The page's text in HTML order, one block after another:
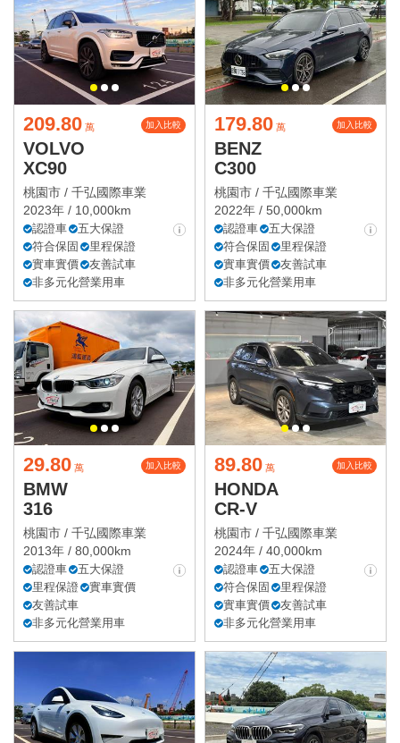
209.80 萬 加入比較
VOLVO
XC90
桃園市 / 千弘國際車業
2023年 / 10,000km
認證車
五大保證
符合保固
里程保證
實車實價
友善試車
非多元化營業用車
179.80 萬 加入比較
BENZ
C300
桃園市 / 千弘國際車業
2022年 / 50,000km
認證車
五大保證
符合保固
里程保證
實車實價
友善試車
非多元化營業用車
29.80 萬 加入比較
BMW
316
桃園市 / 千弘國際車業
2013年 / 80,000km
認證車
五大保證
里程保證
實車實價
友善試車
非多元化營業用車
89.80 萬 加入比較
HONDA
CR-V
桃園市 / 千弘國際車業
2024年 / 40,000km
認證車
五大保證
符合保固
里程保證
實車實價
友善試車
非多元化營業用車